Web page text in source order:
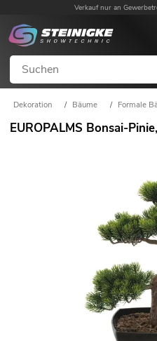
Verkauf nur an
Dekoration / Bäume / Formale
EUROPALMS Bonsai-